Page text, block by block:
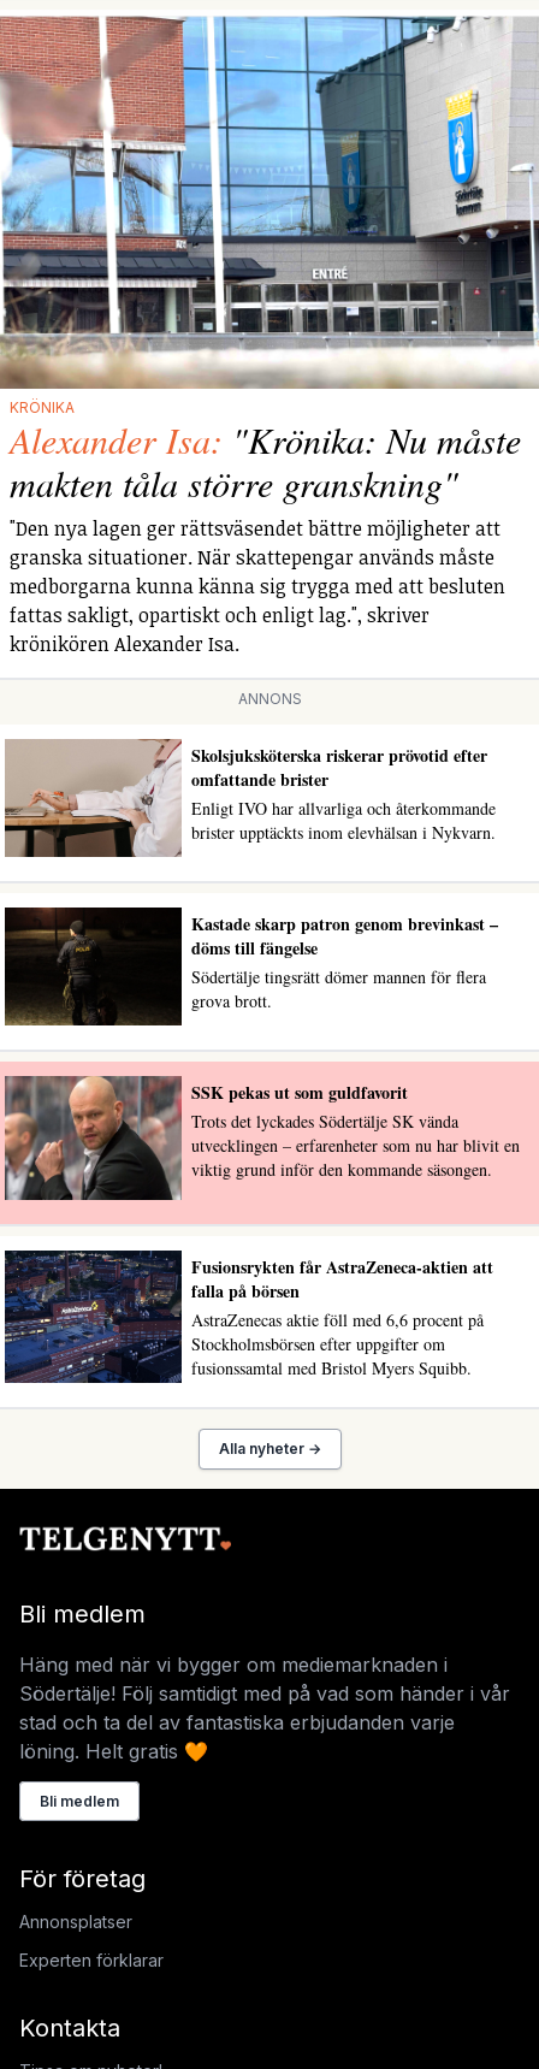
KRÖNIKA
Alexander Isa: "Krönika: Nu måste
makten tåla större granskning"
"Den nya lagen ger rättsväsendet bättre möjligheter att
granska situationer. När skattepengar används måste
medborgarna kunna känna sig trygga med att besluten
fattas sakligt, opartiskt och enligt lag.", skriver
krönikören Alexander Isa.
ANNONS
Skolsjuksköterska riskerar prövotid efter
omfattande brister
Enligt IVO har allvarliga och återkommande
brister upptäckts inom elevhälsan i Nykvarn.
Kastade skarp patron genom brevinkast –
döms till fängelse
Södertälje tingsrätt dömer mannen för flera
grova brott.
SSK pekas ut som guldfavorit
Trots det lyckades Södertälje SK vända
utvecklingen – erfarenheter som nu har blivit en
viktig grund inför den kommande säsongen.
Fusionsrykten får AstraZeneca-aktien att
falla på börsen
AstraZenecas aktie föll med 6,6 procent på
Stockholmsbörsen efter uppgifter om
fusionssamtal med Bristol Myers Squibb.
Alla nyheter →
Bli medlem
Häng med när vi bygger om mediemarknaden i
Södertälje! Följ samtidigt med på vad som händer i vår
stad och ta del av fantastiska erbjudanden varje
löning. Helt gratis 🧡
Bli medlem
För företag
Annonsplatser
Experten förklarar
Kontakta